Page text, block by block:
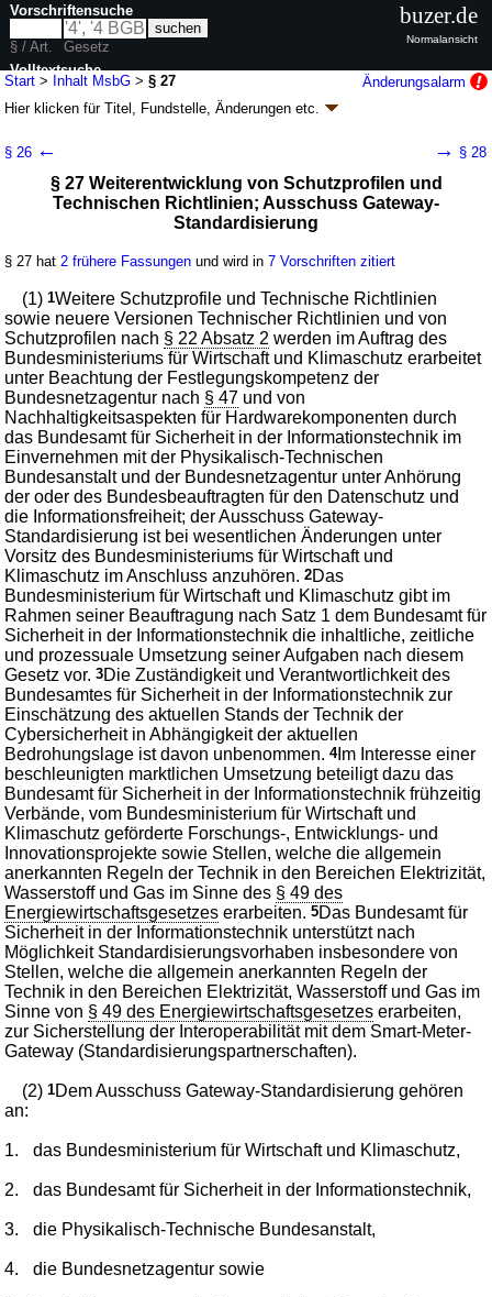
Start > Inhalt MsbG >§ 27
Änderungsalarm
Hier klicken fürTitel, Fundstelle, Änderungen etc.
Artikel 17G. v. 18.12.2025BGBl. 2025 I Nr. 347
Geltung ab 02.09.2016; FNA: 752-10Elektrizität und Gas
Drucksachen / Entwurf / Begründung
Kapitel 3 Technische Vorgaben zur Gewährleistung
von Datenschutz und Datensicherheit beim Einsatz
von Smart-Meter-Gateways
§ 26 ← → § 28
§ 27 Weiterentwicklung von Schutzprofilen und
Technischen Richtlinien; Ausschuss Gateway-
Standardisierung
§ 27 hat 2 frühere Fassungen und wird in7 Vorschriften zitiert
(1)1Weitere Schutzprofile und Technische Richtlinien
sowie neuere Versionen Technischer Richtlinien und von
Schutzprofilen nach § 22 Absatz 2 werden im Auftrag des
Bundesministeriums für Wirtschaft und Klimaschutz erarbeitet
unter Beachtung der Festlegungskompetenz der
Bundesnetzagentur nach § 47 und von
Nachhaltigkeitsaspekten für Hardwarekomponenten durch
das Bundesamt für Sicherheit in der Informationstechnik im
Einvernehmen mit der Physikalisch-Technischen
Bundesanstalt und der Bundesnetzagentur unter Anhörung
der oder des Bundesbeauftragten für den Datenschutz und
die Informationsfreiheit; der Ausschuss Gateway-
Standardisierung ist bei wesentlichen Änderungen unter
Vorsitz des Bundesministeriums für Wirtschaft und
Klimaschutz im Anschluss anzuhören.2Das
Bundesministerium für Wirtschaft und Klimaschutz gibt im
Rahmen seiner Beauftragung nach Satz 1 dem Bundesamt für
Sicherheit in der Informationstechnik die inhaltliche, zeitliche
und prozessuale Umsetzung seiner Aufgaben nach diesem
Gesetz vor.3Die Zuständigkeit und Verantwortlichkeit des
Bundesamtes für Sicherheit in der Informationstechnik zur
Einschätzung des aktuellen Stands der Technik der
Cybersicherheit in Abhängigkeit der aktuellen
Bedrohungslage ist davon unbenommen.4Im Interesse einer
beschleunigten marktlichen Umsetzung beteiligt dazu das
Bundesamt für Sicherheit in der Informationstechnik frühzeitig
Verbände, vom Bundesministerium für Wirtschaft und
Klimaschutz geförderte Forschungs-, Entwicklungs- und
Innovationsprojekte sowie Stellen, welche die allgemein
anerkannten Regeln der Technik in den Bereichen Elektrizität,
Wasserstoff und Gas im Sinne des § 49 des
Energiewirtschaftsgesetzes erarbeiten.5Das Bundesamt für
Sicherheit in der Informationstechnik unterstützt nach
Möglichkeit Standardisierungsvorhaben insbesondere von
Stellen, welche die allgemein anerkannten Regeln der
Technik in den Bereichen Elektrizität, Wasserstoff und Gas im
Sinne von § 49 des Energiewirtschaftsgesetzes erarbeiten,
zur Sicherstellung der Interoperabilität mit dem Smart-Meter-
Gateway (Standardisierungspartnerschaften).
(2)1Dem Ausschuss Gateway-Standardisierung gehören
an:
1. das Bundesministerium für Wirtschaft und Klimaschutz,
2. das Bundesamt für Sicherheit in der Informationstechnik,
3. die Physikalisch-Technische Bundesanstalt,
4. die Bundesnetzagentur sowie
Vorschriftensuche
§ / Art.
Gesetz
Volltextsuche
nur in MsbG
buzer.de
Normalansicht